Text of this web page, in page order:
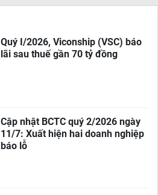
Quý I/2026, Viconship (VSC) báo
lãi sau thuế gần 70 tỷ đồng
Cập nhật BCTC quý 2/2026 ngày
11/7: Xuất hiện hai doanh nghiệp
báo lỗ